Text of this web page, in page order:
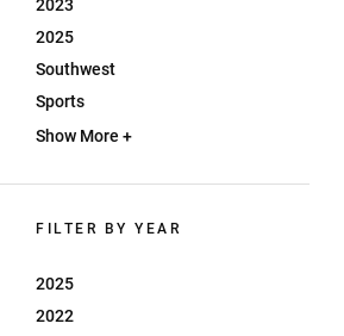
2023
2025
Southwest
Sports
Show More +
FILTER BY YEAR
2025
2022